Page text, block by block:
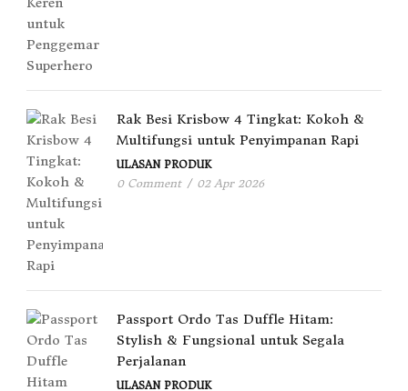
Rak Besi Krisbow 4 Tingkat: Kokoh &
Multifungsi untuk Penyimpanan Rapi
ULASAN PRODUK
0 Comment / 02 Apr 2026
Passport Ordo Tas Duffle Hitam:
Stylish & Fungsional untuk Segala
Perjalanan
ULASAN PRODUK